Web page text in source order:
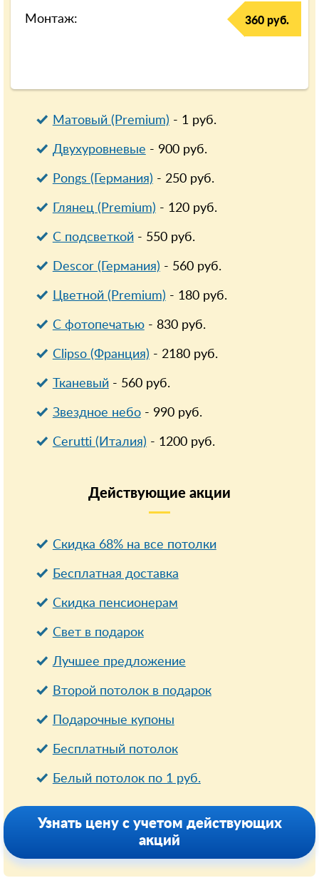
Монтаж: 360 руб.
Матовый (Premium) - 1руб.
Двухуровневые - 900руб.
Pongs (Германия) - 250руб.
Глянец (Premium) - 120руб.
С подсветкой- 550руб.
Descor (Германия) - 560руб.
Цветной (Premium) - 180руб.
С фотопечатью- 830руб.
Clipso (Франция) - 2180руб.
Тканевый- 560руб.
Звездное небо- 990руб.
Cerutti (Италия) - 1200руб.
Действующие акции
Скидка 68% на все потолки
Бесплатная доставка
Cкидка пенсионерам
Свет в подарок
Лучшее предложение
Второй потолок в подарок
Подарочные купоны
Бесплатный потолок
Белый потолок по 1 руб.
Узнать цену с учетом действующих
акций